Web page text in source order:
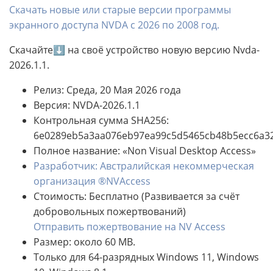
Скачать новые или старые версии программы
экранного доступа NVDA с 2026 по 2008 год.
Скачайте⬇ на своё устройство новую версию Nvda-
2026.1.1.
Релиз: Среда, 20 Мая 2026 года
Версия: NVDA-2026.1.1
Контрольная сумма SHA256:
Полное название: «Non Visual Desktop Access»
Разработчик: Австралийская некоммерческая
организация ®NVAccess
Стоимость: Бесплатно (Развивается за счёт
добровольных пожертвований)
Отправить пожертвование на NV Access
Размер: около 60 MB.
Только для 64-разрядных Windows 11, Windows